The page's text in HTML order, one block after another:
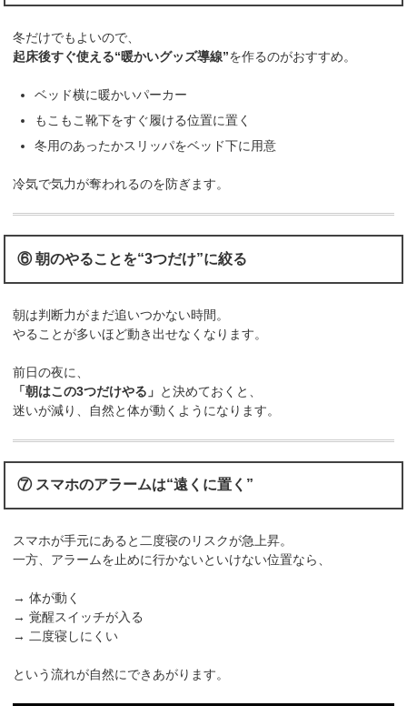
冬だけでもよいので、
起床後すぐ使える“暖かいグッズ導線”を作るのがおすすめ。
ベッド横に暖かいパーカー
もこもこ靴下をすぐ履ける位置に置く
冬用のあったかスリッパをベッド下に用意
冷気で気力が奪われるのを防ぎます。
⑥ 朝のやることを“3つだけ”に絞る
朝は判断力がまだ追いつかない時間。
やることが多いほど動き出せなくなります。
前日の夜に、
「朝はこの3つだけやる」 と決めておくと、
迷いが減り、自然と体が動くようになります。
⑦ スマホのアラームは“遠くに置く”
スマホが手元にあると二度寝のリスクが急上昇。
一方、アラームを止めに行かないといけない位置なら、
→ 体が動く
→ 覚醒スイッチが入る
→ 二度寝しにくい
という流れが自然にできあがります。